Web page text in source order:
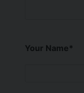
Your Name*